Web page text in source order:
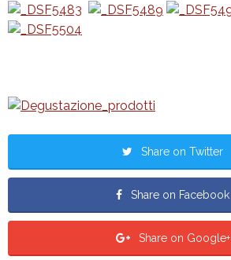
Share on Twitter
Share on Facebook
Share on Google+